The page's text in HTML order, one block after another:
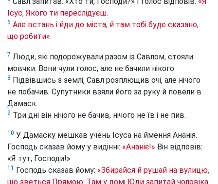
Ісус, Якого ти переслідуєш.
6 Але встань і йди до міста, й там тобі буде сказано,
що робити».
7 Люди, які подорожували разом із Савлом, стояли
мовчки. Вони чули голос, але не бачили нікого.
8 Підвівшись з землі, Савл розплющив очі, але нічого
не побачив. Супутники взяли його за руку й повели в
Дамаск.
9 Три дні він нічого не бачив, нічого не їв і не пив.
10 У Дамаску мешкав учень Ісуса на ймення Ананія.
Господь сказав йому у видінні: «Ананіє!» Він відповів:
«Я тут, Господи!»
11 Господь сказав йому: «Збирайся й рушай на вулицю,
що зветься Прямою. Там у домі Юди запитай чоловіка